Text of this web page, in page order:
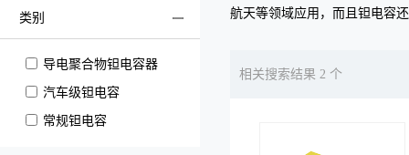
类别
导电聚合物钽电容器
汽车级钽电容
常规钽电容
航天等领域应用，而且钽电容
相关搜索结果 2 个